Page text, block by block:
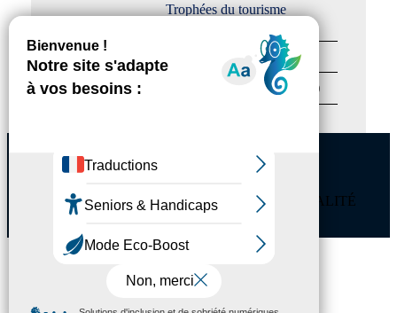
Trophées du tourisme
Presse
Tourisme accessible international (1)
ACCESSIBILITÉ
REVUE DE PRESSE
MENTIONS LÉGALES
CONFIDENTIALITÉ